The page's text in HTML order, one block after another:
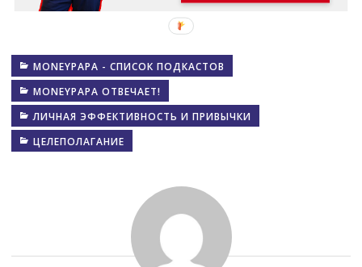
MONEYPAPA - СПИСОК ПОДКАСТОВ
MONEYPAPA ОТВЕЧАЕТ!
ЛИЧНАЯ ЭФФЕКТИВНОСТЬ И ПРИВЫЧКИ
ЦЕЛЕПОЛАГАНИЕ